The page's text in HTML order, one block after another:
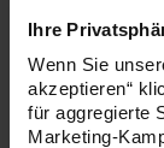
Ihre
Wenn Sie
akzeptieren“
für aggregierte
Marketing-
gebogen.
verbinden